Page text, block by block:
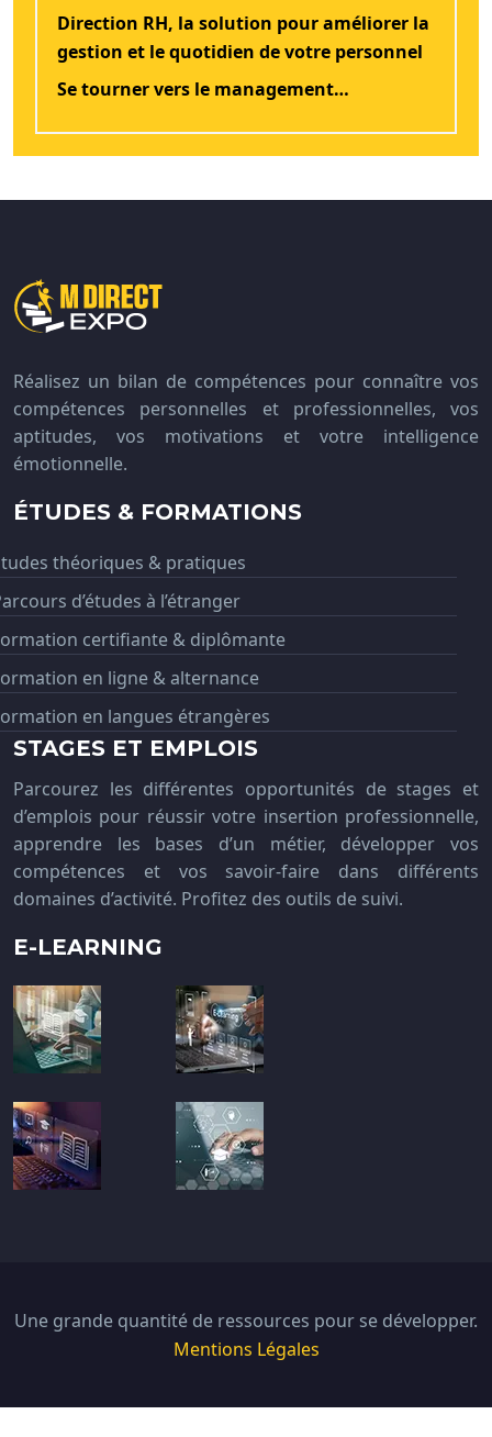
Direction RH, la solution pour améliorer la
gestion et le quotidien de votre personnel
Se tourner vers le management…
Réalisez un bilan de compétences pour connaître vos
compétences personnelles et professionnelles, vos
aptitudes, vos motivations et votre intelligence
émotionnelle.
ÉTUDES & FORMATIONS
théoriques & pratiques
d’études à l’étranger
certifiante & diplômante
en ligne & alternance
en langues étrangères
STAGES ET EMPLOIS
Parcourez les différentes opportunités de stages et
d’emplois pour réussir votre insertion professionnelle,
apprendre les bases d’un métier, développer vos
compétences et vos savoir-faire dans différents
domaines d’activité. Profitez des outils de suivi.
E-LEARNING
Une grande quantité de ressources pour se développer.
Mentions Légales